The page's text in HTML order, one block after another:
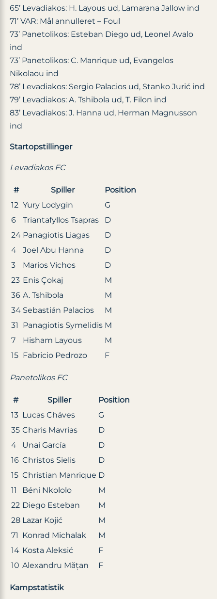
65’ Levadiakos: H. Layous ud, Lamarana Jallow ind
71’ VAR: Mål annulleret – Foul
73’ Panetolikos: Esteban Diego ud, Leonel Avalo
ind
73’ Panetolikos: C. Manrique ud, Evangelos
Nikolaou ind
78’ Levadiakos: Sergio Palacios ud, Stanko Jurić ind
79’ Levadiakos: A. Tshibola ud, T. Filon ind
83’ Levadiakos: J. Hanna ud, Herman Magnusson
ind
Startopstillinger
Levadiakos FC
# Spiller
Position
12 Yury Lodygin
G
6
Triantafyllos Tsapras
D
24 Panagiotis Liagas
D
4
Joel Abu Hanna
D
3
Marios Vichos
D
23 Enis Çokaj
M
36 A. Tshibola
M
34 Sebastián Palacios
M
31
Panagiotis Symelidis M
7
Hisham Layous
M
15 Fabricio Pedrozo F
Panetolikos FC
# Spiller
Position
13 Lucas Cháves
G
35 Charis Mavrias
D
4
Unai García
D
16 Christos Sielis
D
15 Christian Manrique D
11
Béni Nkololo
M
22 Diego Esteban
M
28 Lazar Kojić
M
71 Konrad Michalak
M
14 Kosta Aleksić
F
10 Alexandru Mățan F
Kampstatistik